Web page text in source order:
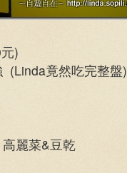
)
(Linda竟然吃完整盤)
麗菜&豆乾